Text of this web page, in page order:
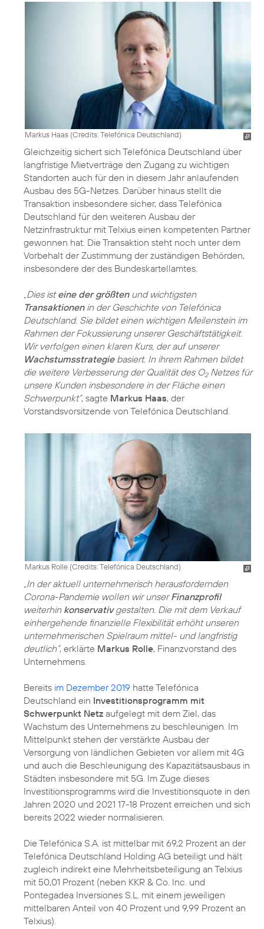
Markus Haas (Credits: Telefónica Deutschland)
Gleichzeitig sichert sich Telefónica Deutschland über
langfristige Mietverträge den Zugang zu wichtigen
Standorten auch für den in diesem Jahr anlaufenden
Ausbau des 5G-Netzes. Darüber hinaus stellt die
Transaktion insbesondere sicher, dass Telefónica
Deutschland für den weiteren Ausbau der
Netzinfrastruktur mit Telxius einen kompetenten Partner
gewonnen hat. Die Transaktion steht noch unter dem
Vorbehalt der Zustimmung der zuständigen Behörden,
insbesondere der des Bundeskartellamtes.
„Dies isteine der größtenund wichtigsten
Transaktionenin der Geschichte von Telefónica
Deutschland. Sie bildet einen wichtigen Meilenstein im
Rahmen der Fokussierung unserer Geschäftstätigkeit.
Wir verfolgen einen klaren Kurs, der auf unserer
Wachstumsstrategiebasiert. In ihrem Rahmen bildet
die weitere Verbesserung der Qualität des O2Netzes für
unsere Kunden insbesondere in der Fläche einen
Schwerpunkt“, sagte Markus Haas, der
Vorstandsvorsitzende von Telefónica Deutschland.
Markus Rolle (Credits: Telefónica Deutschland)
„In der aktuell unternehmerisch herausfordernden
Corona-Pandemie wollen wir unserFinanzprofil
weiterhin konservativgestalten. Die mit dem Verkauf
einhergehende finanzielle Flexibilität erhöht unseren
unternehmerischen Spielraum mittel- und langfristig
deutlich“, erklärte Markus Rolle, Finanzvorstand des
Unternehmens.
Bereits im Dezember 2019 hatte Telefónica
Deutschland ein Investitionsprogramm mit
Schwerpunkt Netz aufgelegt mit dem Ziel, das
Wachstum des Unternehmens zu beschleunigen. Im
Mittelpunkt stehen der verstärkte Ausbau der
Versorgung von ländlichen Gebieten vor allem mit 4G
und auch die Beschleunigung des Kapazitätsausbaus in
Städten insbesondere mit 5G. Im Zuge dieses
Investitionsprogramms wird die Investitionsquote in den
Jahren 2020 und 2021 17-18 Prozent erreichen und sich
bereits 2022 wieder normalisieren.
Die Telefónica S.A. ist mittelbar mit 69,2 Prozent an der
Telefónica Deutschland Holding AG beteiligt und hält
zugleich indirekt eine Mehrheitsbeteiligung an Telxius
mit 50,01 Prozent (neben KKR & Co. Inc. und
Pontegadea Inversiones S.L. mit einem jeweiligen
mittelbaren Anteil von 40 Prozent und 9,99 Prozent an
Telxius).